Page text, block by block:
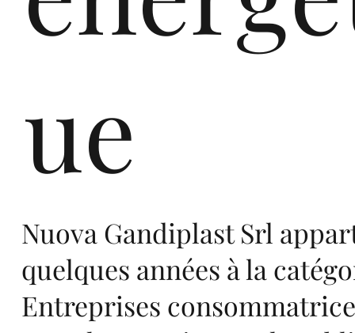
ue
Nuova Gandiplast Srl
quelques années à la
Entreprises
co
m